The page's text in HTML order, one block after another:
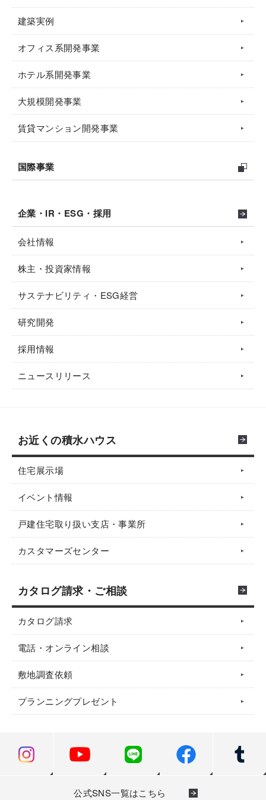
建築実例
オフィス系開発事業
ホテル系開発事業
大規模開発事業
賃貸マンション開発事業
国際事業
企業・IR・ESG・採用
会社情報
株主・投資家情報
サステナビリティ・ESG経営
研究開発
採用情報
ニュースリリース
お近くの積水ハウス
住宅展示場
イベント情報
戸建住宅取り扱い支店・事業所
カスタマーズセンター
カタログ請求・ご相談
カタログ請求
電話・オンライン相談
敷地調査依頼
プランニングプレゼント
公式SNS一覧はこちら